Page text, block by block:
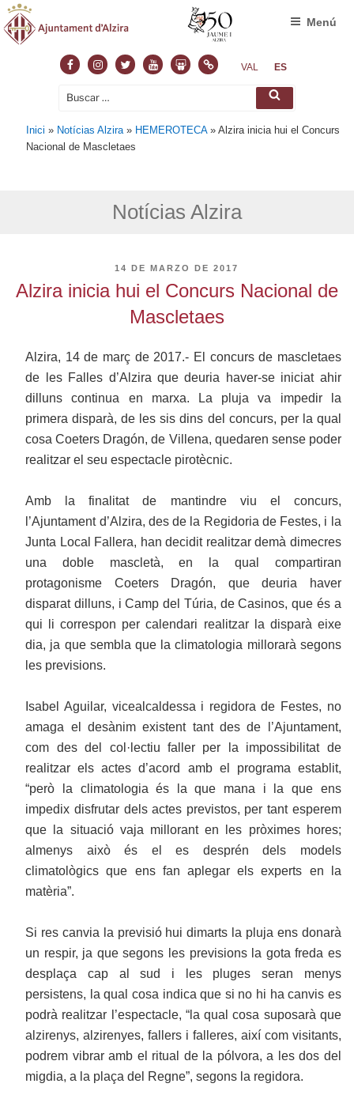
FacebookInstagram
TwitterYoutubeSlideshare
NormasVAL ES
Buscar
Buscar
Menú
Inici » Notícias Alzira » HEMEROTECA»Alzira inicia hui el Concurs
Nacional de Mascletaes
Notícias Alzira
PUBLICADO
14 DE MARZO DE 2017
Alzira inicia hui el Concurs Nacional de
Mascletaes
Alzira, 14 de març de 2017.- El concurs de mascletaes
de les Falles d’Alzira que deuria haver-se iniciat ahir
dilluns continua en marxa. La pluja va impedir la
primera disparà, de les sis dins del concurs, per la qual
cosa Coeters Dragón, de Villena, quedaren sense poder
realitzar el seu espectacle pirotècnic.
Amb la finalitat de mantindre viu el concurs,
l’Ajuntament d’Alzira, des de la Regidoria de Festes, i la
Junta Local Fallera, han decidit realitzar demà dimecres
una doble mascletà, en la qual compartiran
protagonisme Coeters Dragón, que deuria haver
disparat dilluns, i Camp del Túria, de Casinos, que és a
qui li correspon per calendari realitzar la disparà eixe
dia, ja que sembla que la climatologia millorarà segons
les previsions.
Isabel Aguilar, vicealcaldessa i regidora de Festes, no
amaga el desànim existent tant des de l’Ajuntament,
com des del col·lectiu faller per la impossibilitat de
realitzar els actes d’acord amb el programa establit,
“però la climatologia és la que mana i la que ens
impedix disfrutar dels actes previstos, per tant esperem
que la situació vaja millorant en les pròximes hores;
almenys això és el es desprén dels models
climatològics que ens fan aplegar els experts en la
matèria”.
Si res canvia la previsió hui dimarts la pluja ens donarà
un respir, ja que segons les previsions la gota freda es
desplaça cap al sud i les pluges seran menys
persistens, la qual cosa indica que si no hi ha canvis es
podrà realitzar l’espectacle, “la qual cosa suposarà que
alzirenys, alzirenyes, fallers i falleres, així com visitants,
podrem vibrar amb el ritual de la pólvora, a les dos del
migdia, a la plaça del Regne”, segons la regidora.